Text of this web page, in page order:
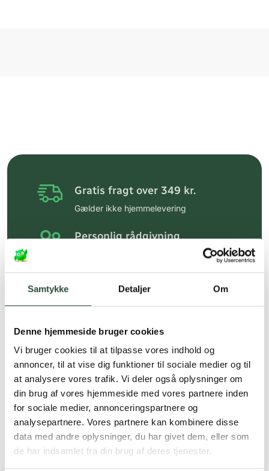
Samtykke Detaljer Om
Denne hjemmeside bruger cookies
Vi bruger cookies til at tilpasse vores indhold og
annoncer, til at vise dig funktioner til sociale medier og til
at analysere vores trafik. Vi deler også oplysninger om
din brug af vores hjemmeside med vores partnere inden
for sociale medier, annonceringspartnere og
analysepartnere. Vores partnere kan kombinere disse
data med andre oplysninger, du har givet dem, eller som
de har indsamlet fra din brug af deres tjenester.
Gratis fragt over 349 kr.
Gælder ikke hjemmelevering
Personlig rådgivning
Hurtig levering (30 min. i Kbh)
Faste lave priser*
*Gælder ikke ernæringsprodukter.
Stort udvalg af kendte
produkter
Vi tilbyder et stort udvalg af kendte
cremer, vitaminer og andre spændende
produkter – altid til fast lav pris.
Læs mere om Uglecare.dk her